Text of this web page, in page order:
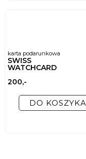
karta podarunkowa
SWISS
WATCHCARD
200,-
DO KOSZYKA